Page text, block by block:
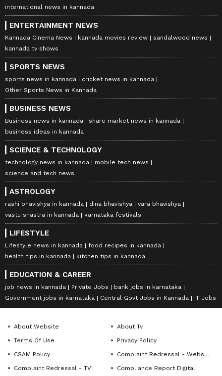
international news in kannada
ENTERTAINMENT NEWS
Kannada Cinema News kannada movies review
sandalwood news
kannada tv shows
SPORTS NEWS
sports news in kannada
cricket news in kannada
Other Sports News in Kannada
BUSINESS NEWS
Business news in kannada
share market news in kannada
business ideas in kannada
SCIENCE & TECHNOLOGY
technology news in kannada
mobile tech news
science and tech news
ASTROLOGY
rashi bhavishya in kannada dina bhavishya
vara bhavishya
vastu shastra in kannada
karnataka festivals
LIFESTYLE
Lifestyle news in kannada
food recipes in kannada
health tips in kannada
kitchen tips in kannada
EDUCATION & CAREER
job news in kannada Private Jobs
bank jobs in karnataka
Government jobs in karnataka
Central Govt Jobs in Kannada IT Jobs
About Website
About Tv
Terms Of Use
Privacy Policy
CSAM Policy
Complaint Redressal - Website
Complaint Redressal - TV
Compliance Report Digital